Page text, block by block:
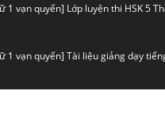
1 vạn quyển] Lớp luyện thi HSK 5
1 vạn quyển] Tài liệu giảng dạy